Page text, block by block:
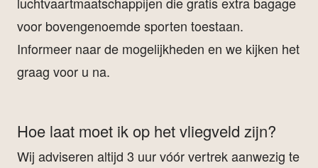
voor bovengenoemde sporten toestaan.
Informeer naar de mogelijkheden en we kijken het
graag voor u na.
Hoe laat moet ik op het vliegveld zijn?
Wij adviseren altijd 3 uur vóór vertrek aanwezig te